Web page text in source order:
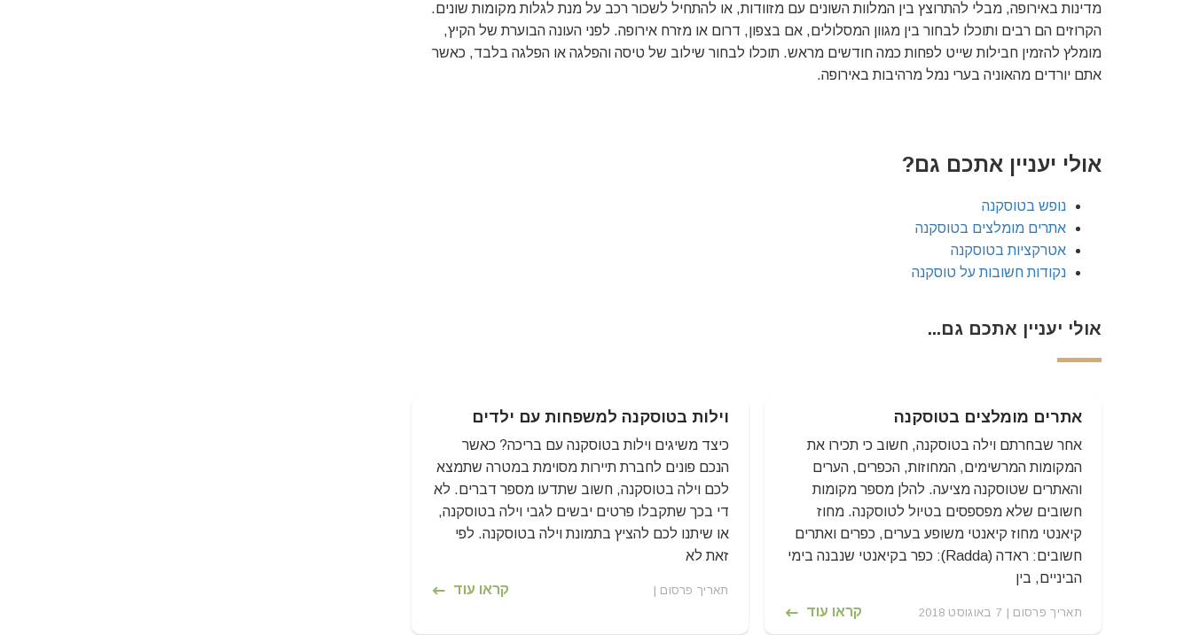
מדינות באירופה, מבלי להתרוצץ בין המלוות השונים עם מזוודות, או להתחיל לשכור רכב על מנת לגלות מקומות שונים.
הקרוזים הם רבים ותוכלו לבחור בין מגוון המסלולים, אם בצפון, דרום או מזרח אירופה. לפני העונה הבוערת של הקיץ,
מומלץ להזמין חבילות שייט לפחות כמה חודשים מראש. תוכלו לבחור שילוב של טיסה והפלגה או הפלגה בלבד, כאשר
אתם יורדים מהאוניה בערי נמל מרהיבות באירופה.
אולי יעניין אתכם גם?
נופש בטוסקנה
אתרים מומלצים בטוסקנה
אטרקציות בטוסקנה
נקודות חשובות על טוסקנה
אולי יעניין אתכם גם...
אתרים מומלצים בטוסקנה
אחר שבחרתם וילה בטוסקנה, חשוב כי תכירו את
המקומות המרשימים, המחוזות, הכפרים, הערים
והאתרים שטוסקנה מציעה. להלן מספר מקומות
חשובים שלא מפספסים בטיול לטוסקנה. מחוז
קיאנטי מחוז קיאנטי משופע בערים, כפרים ואתרים
חשובים: ראדה (Radda): כפר בקיאנטי שנבנה בימי
הביניים, בין
תאריך פרסום | 7 באוגוסט 2018 קראו עוד
וילות בטוסקנה למשפחות עם ילדים
כיצד משיגים וילות בטוסקנה עם בריכה? כאשר
הנכם פונים לחברת תיירות מסוימת במטרה שתמצא
לכם וילה בטוסקנה, חשוב שתדעו מספר דברים. לא
די בכך שתקבלו פרטים יבשים לגבי וילה בטוסקנה,
או שיתנו לכם להציץ בתמונת וילה בטוסקנה. לפי
זאת לא
תאריך פרסום | קראו עוד